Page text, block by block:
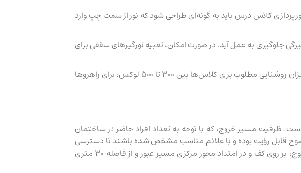
کلاس درس باید به گونه‌ای طراحی شود که نور از سمت چپ وارد
جلوگیری به عمل آید. در صورت امکان، تعبیه نورگیرهای سقفی برای
در شرایطی که کلاس‌ها در شب مورد استفاده قرار می‌گیرند یا به هر دلیل نیاز به استفاده از نور مصنوعی باشد، میزان روشنایی مطلوب برای کلاس‌ها بین ۳۰۰ تا ۵۰۰ لوکس، برای راهروها
ظرفیت مسیر خروج، که با توجه به تعداد افراد حاضر در ساختمان
تمامی مسیرهای خروج باید به وضوح قابل رؤیت بوده و با علائم مناسب مشخص شده باشند تا دسترسی
آسان به مکان امن را تضمین کنند. طول مسیر دسترسی به خروجی‌ها از دورترین نقطه هر فضا تا مرکز درب خروج، بر روی کف و در امتداد محور مرکزی مسیر عبور و از فاصله ۳۰ متری